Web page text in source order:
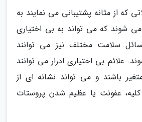
که از مثانه پشتیبانی می نمایند به
شوند که می تواند به بی اختیاری
سلامت مختلف نیز می توانند
علائم بی اختیاری ادرار می توانند
باشند و می تواند نشانه ای از
عفونت یا عظیم شدن پروستات